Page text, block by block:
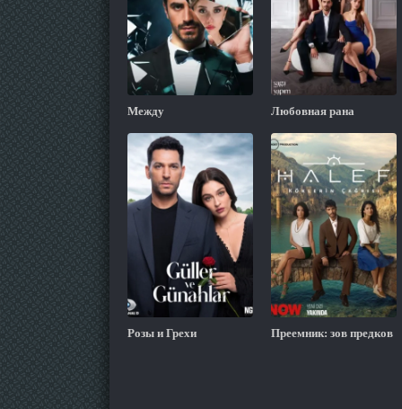
Между Любовная рана
Розы и Грехи Преемник: зов предков